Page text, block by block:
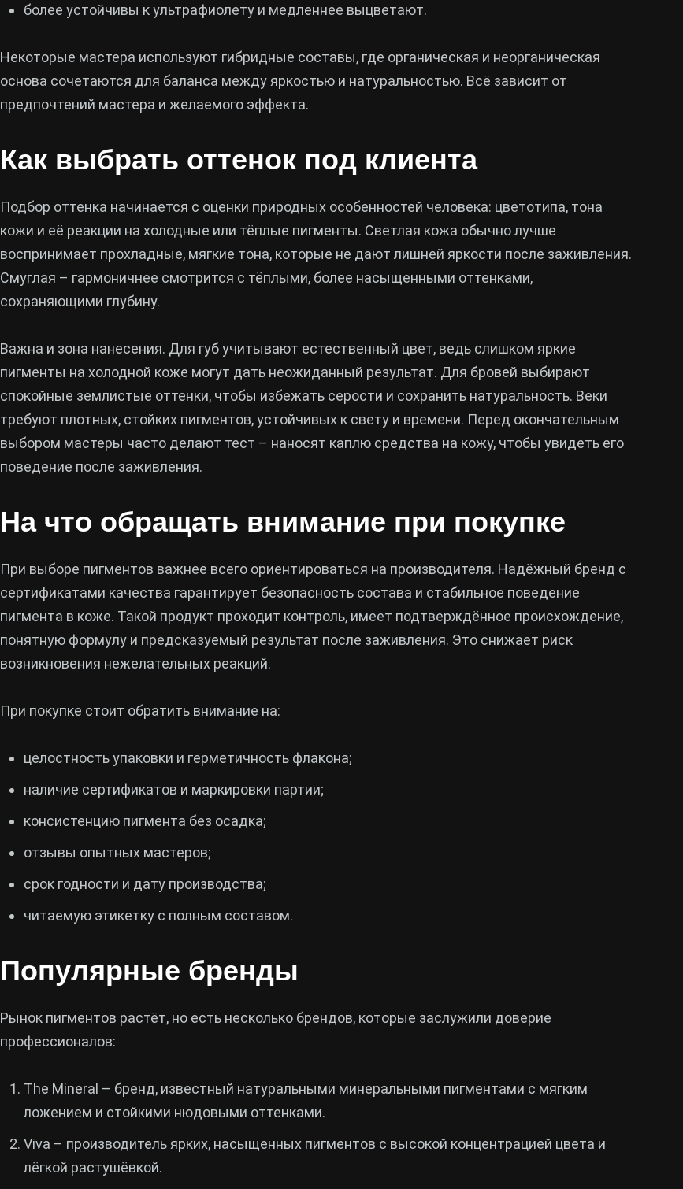
более устойчивы к ультрафиолету и медленнее выцветают.
Некоторые мастера используют гибридные составы, где органическая и неорганическая
основа сочетаются для баланса между яркостью и натуральностью. Всё зависит от
предпочтений мастера и желаемого эффекта.
Как выбрать оттенок под клиента
Подбор оттенка начинается с оценки природных особенностей человека: цветотипа, тона
кожи и её реакции на холодные или тёплые пигменты. Светлая кожа обычно лучше
воспринимает прохладные, мягкие тона, которые не дают лишней яркости после заживления.
Смуглая – гармоничнее смотрится с тёплыми, более насыщенными оттенками,
сохраняющими глубину.
Важна и зона нанесения. Для губ учитывают естественный цвет, ведь слишком яркие
пигменты на холодной коже могут дать неожиданный результат. Для бровей выбирают
спокойные землистые оттенки, чтобы избежать серости и сохранить натуральность. Веки
требуют плотных, стойких пигментов, устойчивых к свету и времени. Перед окончательным
выбором мастеры часто делают тест – наносят каплю средства на кожу, чтобы увидеть его
поведение после заживления.
На что обращать внимание при покупке
При выборе пигментов важнее всего ориентироваться на производителя. Надёжный бренд с
сертификатами качества гарантирует безопасность состава и стабильное поведение
пигмента в коже. Такой продукт проходит контроль, имеет подтверждённое происхождение,
понятную формулу и предсказуемый результат после заживления. Это снижает риск
возникновения нежелательных реакций.
При покупке стоит обратить внимание на:
целостность упаковки и герметичность флакона;
наличие сертификатов и маркировки партии;
консистенцию пигмента без осадка;
отзывы опытных мастеров;
срок годности и дату производства;
читаемую этикетку с полным составом.
Популярные бренды
Рынок пигментов растёт, но есть несколько брендов, которые заслужили доверие
профессионалов:
The Mineral – бренд, известный натуральными минеральными пигментами с мягким
ложением и стойкими нюдовыми оттенками.
Viva – производитель ярких, насыщенных пигментов с высокой концентрацией цвета и
лёгкой растушёвкой.